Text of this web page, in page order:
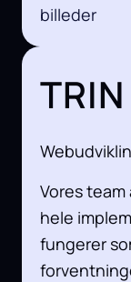
billeder
Vores
hele
fungerer